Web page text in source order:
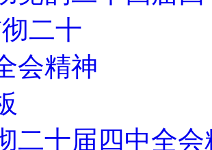
二十届四中全